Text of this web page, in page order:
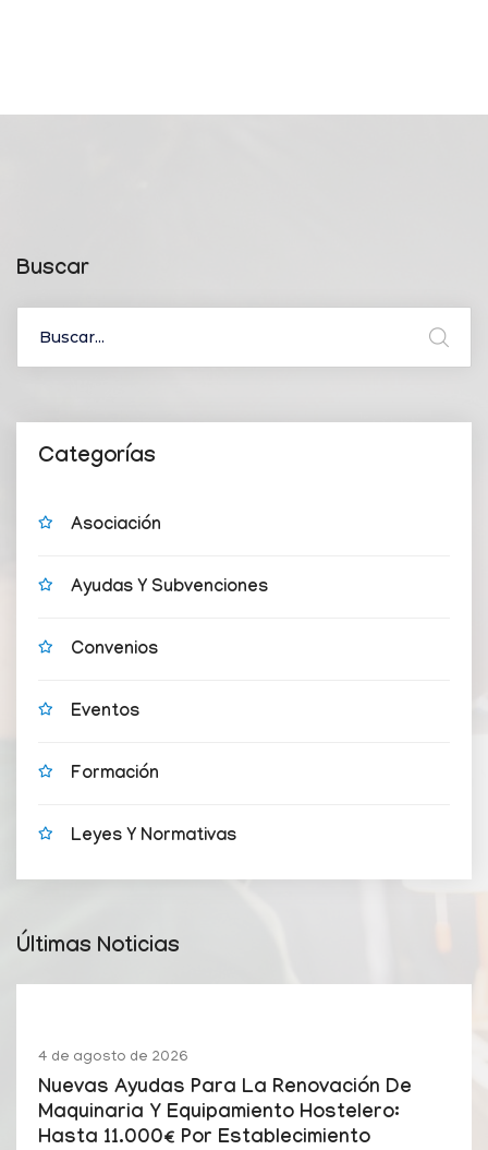
Buscar
Categorías
Asociación
Ayudas Y Subvenciones
Convenios
Eventos
Formación
Leyes Y Normativas
Últimas Noticias
4 de agosto de 2026
Nuevas Ayudas Para La Renovación De
Maquinaria Y Equipamiento Hostelero:
Hasta 11.000€ Por Establecimiento